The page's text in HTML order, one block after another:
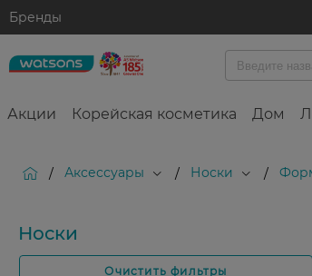
Бренды
Акции Корейская косметика Дом
/ Аксессуары / Носки /
Носки
Очистить фильтры